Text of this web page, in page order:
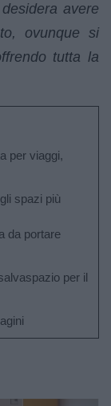
avere
ovunque si
tutta la
per viaggi,
spazi più
da portare
per il